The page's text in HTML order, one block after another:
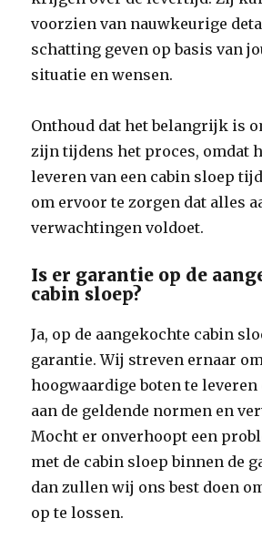
voorzien van nauwkeurige
schatting geven op basis van
situatie en wensen.
Onthoud dat het belangrijk is
zijn tijdens het proces, omdat
leveren van een cabin sloep
om ervoor te zorgen dat alles
verwachtingen voldoet.
Is er garantie op de
cabin sloep?
Ja, op de aangekochte cabin
garantie. Wij streven ernaar
hoogwaardige boten te
aan de geldende normen en
Mocht er onverhoopt een
met de cabin sloep binnen de
dan zullen wij ons best doen
op te lossen.